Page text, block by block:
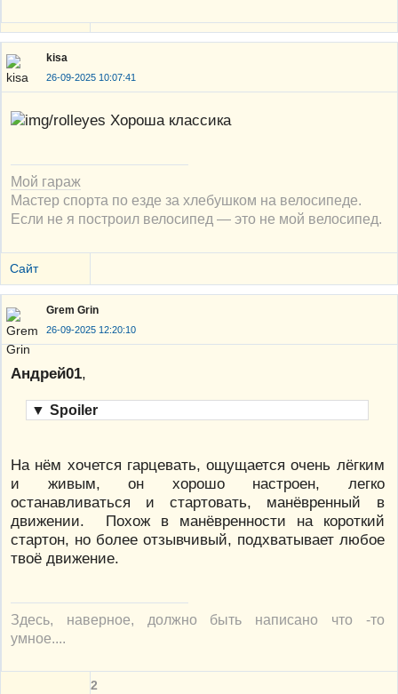
kisa
26-09-2025 10:07:41
Хороша классика
Мой гараж
Мастер спорта по езде за хлебушком на велосипеде.
Если не я построил велосипед — это не мой велосипед.
Сайт
Grem Grin
26-09-2025 12:20:10
Андрей01,
▼ Spoiler
На нём хочется гарцевать, ощущается очень лёгким
и живым, он хорошо настроен, легко
останавливаться и стартовать, манёвренный в
движении. Похож в манёвренности на короткий
стартон, но более отзывчивый, подхватывает любое
твоё движение.
Здесь, наверное, должно быть написано что -то
умное....
2